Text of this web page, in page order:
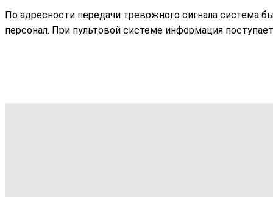
По адресности передачи тревожного сигнала система
персонал. При пультовой системе информация